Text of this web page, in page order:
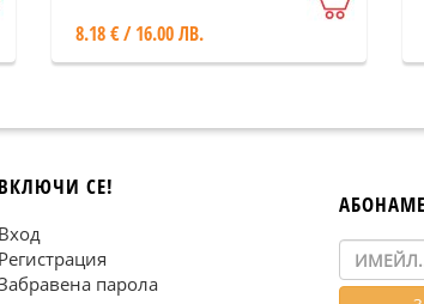
8.18 € / 16.00 ЛВ.
ВКЛЮЧИ СЕ!
Вход
Регистрация
парола